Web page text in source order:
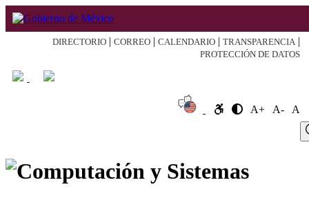
DIRECTORIO | CORREO | CALENDARIO | TRANSPARENCIA |
PROTECCIÓN DE DATOS
A+ A-
A